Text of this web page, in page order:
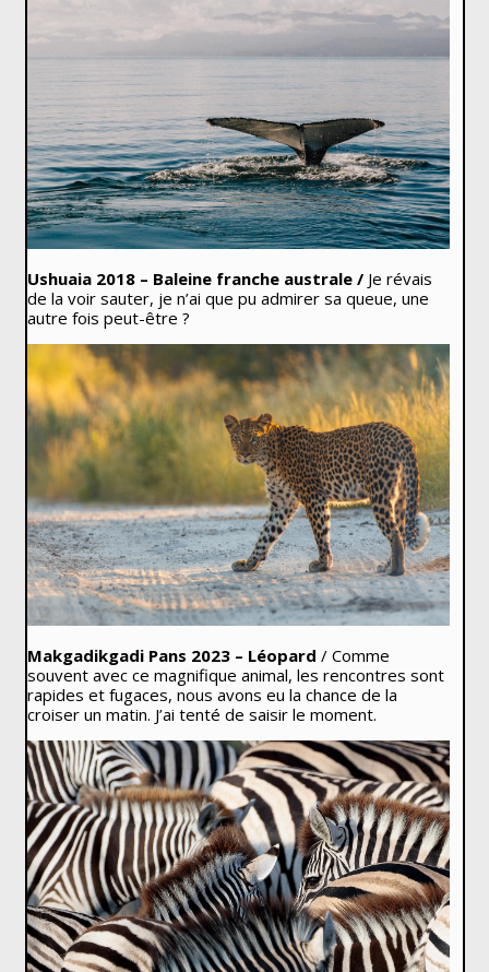
Ushuaia 2018 – Baleine franche australe / Je révais
de la voir sauter, je n’ai que pu admirer sa queue, une
autre fois peut-être ?
Makgadikgadi Pans 2023 – Léopard / Comme
souvent avec ce magnifique animal, les rencontres sont
rapides et fugaces, nous avons eu la chance de la
croiser un matin. J’ai tenté de saisir le moment.